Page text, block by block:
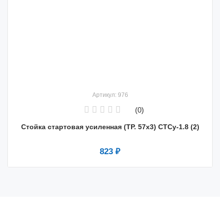
Артикул: 976
(0)
Стойка стартовая усиленная (ТР. 57х3) СТСу-1.8 (2)
823 ₽